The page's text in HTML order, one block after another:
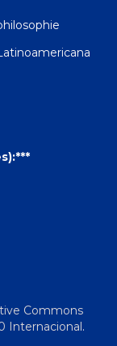
Commons
Internacional.